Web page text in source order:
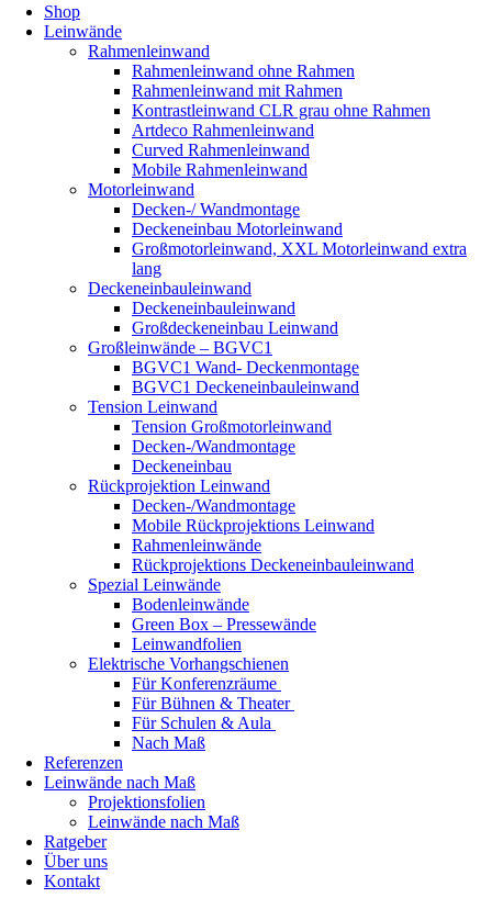
Shop
Leinwände
Rahmenleinwand
Rahmenleinwand ohne Rahmen
Rahmenleinwand mit Rahmen
Kontrastleinwand CLR grau ohne Rahmen
Artdeco Rahmenleinwand
Curved Rahmenleinwand
Mobile Rahmenleinwand
Motorleinwand
Decken-/ Wandmontage
Deckeneinbau Motorleinwand
Großmotorleinwand, XXL Motorleinwand extra
lang
Deckeneinbauleinwand
Deckeneinbauleinwand
Großdeckeneinbau Leinwand
Großleinwände – BGVC1
BGVC1 Wand- Deckenmontage
BGVC1 Deckeneinbauleinwand
Tension Leinwand
Tension Großmotorleinwand
Decken-/Wandmontage
Deckeneinbau
Rückprojektion Leinwand
Decken-/Wandmontage
Mobile Rückprojektions Leinwand
Rahmenleinwände
Rückprojektions Deckeneinbauleinwand
Spezial Leinwände
Bodenleinwände
Green Box – Pressewände
Leinwandfolien
Elektrische Vorhangschienen
Für Konferenzräume
Für Bühnen & Theater
Für Schulen & Aula
Nach Maß
Referenzen
Leinwände nach Maß
Projektionsfolien
Leinwände nach Maß
Ratgeber
Über uns
Kontakt